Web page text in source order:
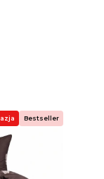
Bestseller